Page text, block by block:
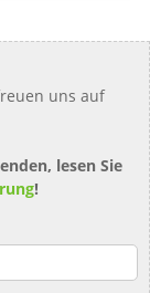
uns auf
lesen Sie
!